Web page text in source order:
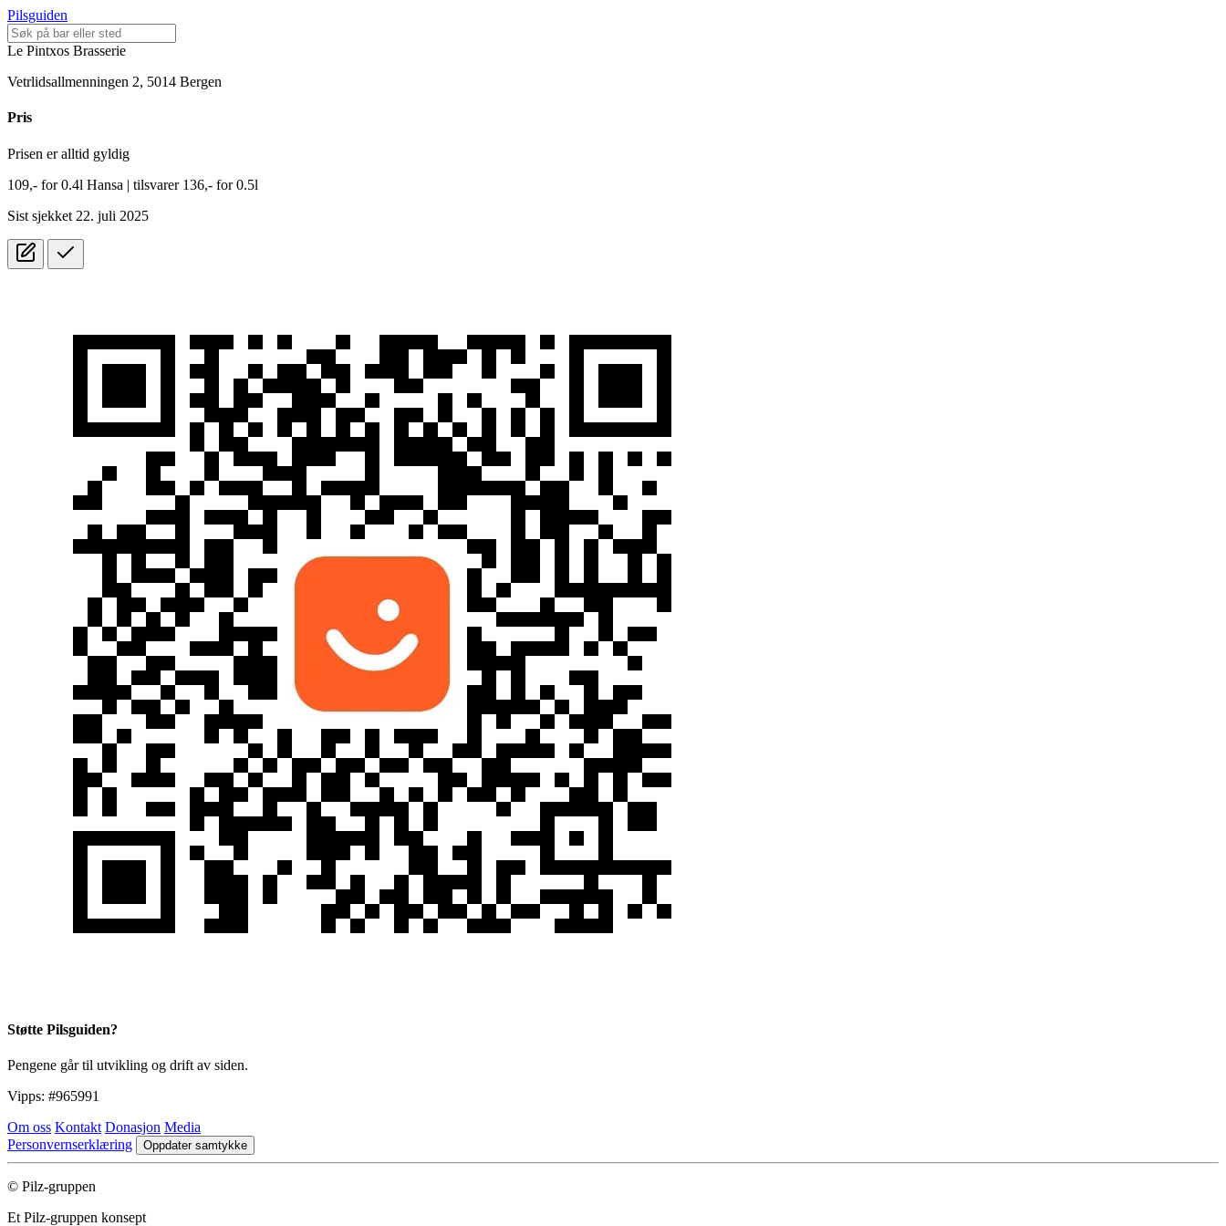
Pilsguiden
Le Pintxos Brasserie
Vetrlidsallmenningen 2, 5014 Bergen
Pris
Prisen er alltid gyldig
109,- for0.4l Hansa | tilsvarer 136,- for 0.5l
Sist sjekket 22. juli 2025
Støtte Pilsguiden?
Pengene går til utvikling og drift av siden.
Vipps: #965991
Om oss Kontakt Donasjon Media
Personvernserklæring
Oppdater samtykke
© Pilz-gruppen
Et Pilz-gruppen konsept